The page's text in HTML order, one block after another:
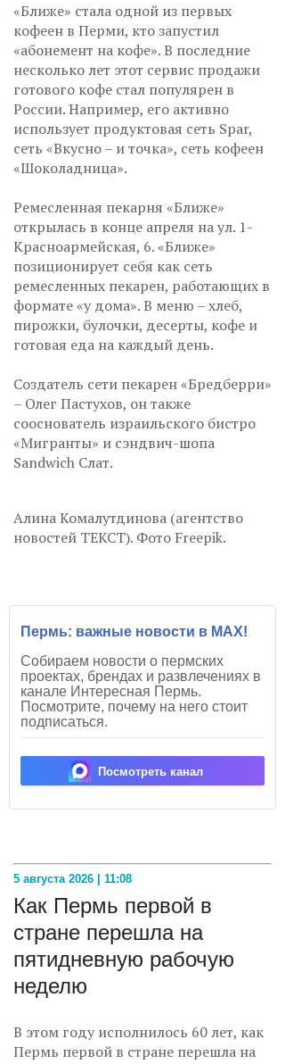
«Ближе» стала одной из первых
кофеен в Перми, кто запустил
«абонемент на кофе». В последние
несколько лет этот сервис продажи
готового кофе стал популярен в
России. Например, его активно
использует продуктовая сеть Spar,
сеть «Вкусно – и точка», сеть кофеен
«Шоколадница».
Ремесленная пекарня «Ближе»
открылась в конце апреля на ул. 1-
Красноармейская, 6. «Ближе»
позиционирует себя как сеть
ремесленных пекарен, работающих в
формате «у дома». В меню – хлеб,
пирожки, булочки, десерты, кофе и
готовая еда на каждый день.
Создатель сети пекарен «Бредберри»
– Олег Пастухов, он также
сооснователь израильского бистро
«Мигранты» и сэндвич-шопа
Sandwich Слат.
Алина Комалутдинова (агентство
новостей ТЕКСТ). Фото Freepik.
Пермь: важные новости в MAX!
Собираем новости о пермских
проектах, брендах и развлечениях в
канале Интересная Пермь.
Посмотрите, почему на него стоит
подписаться.
Посмотреть канал
5 августа 2026 | 11:08
Как Пермь первой в
стране перешла на
пятидневную рабочую
неделю
В этом году исполнилось 60 лет, как
Пермь первой в стране перешла на